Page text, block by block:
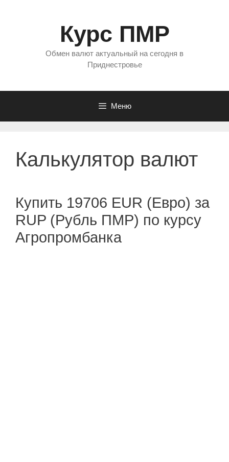
Курс ПМР
Обмен валют актуальный на сегодня в
Приднестровье
Меню
Калькулятор валют
Купить 19706 EUR (Евро) за
RUP (Рубль ПМР) по курсу
Агропромбанка